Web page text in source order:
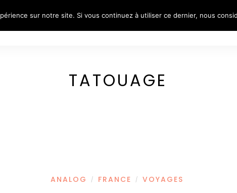
TATOUAGE
ANALOG / FRANCE / VOYAGES
sur notre site. Si vous continuez à utiliser ce dernier, nous